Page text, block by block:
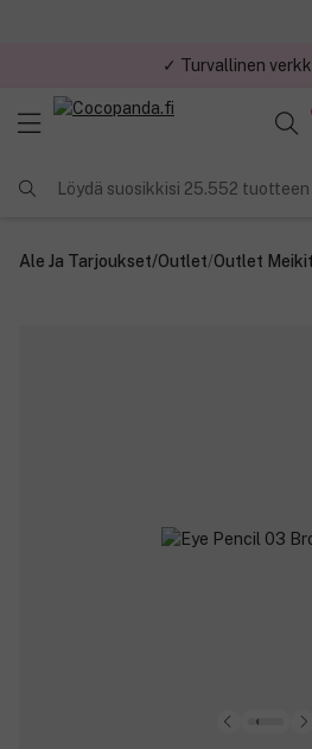
✓ Turvallinen
Löydä suosikkisi 25.552
Ale Ja Tarjoukset/Outlet/Outlet Meikit